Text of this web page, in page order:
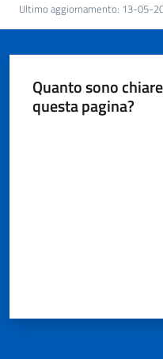
Ultimo aggiornamento: 13-05-
Quanto sono
questa pagina?